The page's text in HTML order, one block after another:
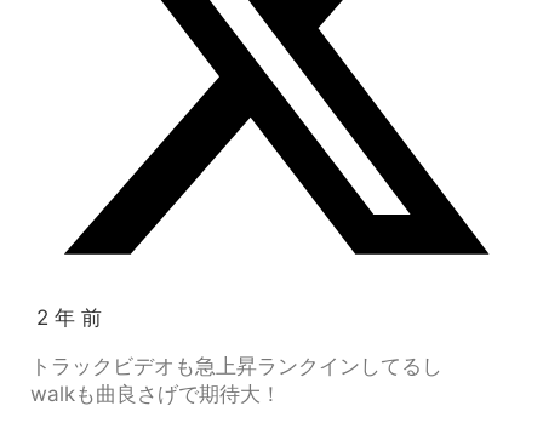
2 年 前
トラックビデオも急上昇ランクインしてるし
walkも曲良さげで期待大！